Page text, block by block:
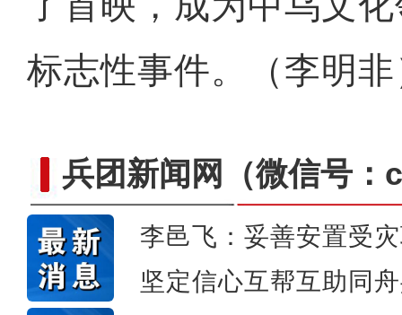
标志性事件。（李明
兵团新闻网 （微信号
李邑飞：妥善安置受
坚定信心互帮互助同
冬日草莓“甜蜜”上线！二